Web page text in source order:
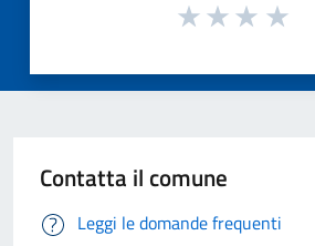
Contatta il comune
Leggi le domande frequenti